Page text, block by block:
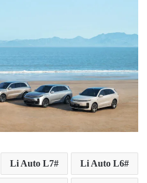
Li Auto L6
Li Auto L7